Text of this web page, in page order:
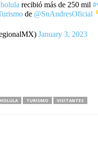
recibió más de 250 mil
de @SnAndresOficial
January 3, 2023
TURISMO VISITANTES